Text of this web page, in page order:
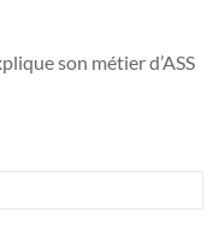
son métier d’ASS